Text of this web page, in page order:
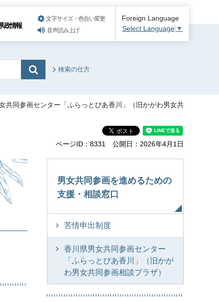
政情報
文字サイズ・色合い変更
音声読み上げ
Foreign Language
Select Language ▼
検索の仕方
共同参画センター「ふらっとぴあ香川」（旧かがわ男女共
ページID：8331 公開日：2026年4月1日
男女共同参画を進めるための
支援・相談窓口
苦情申出制度
香川県男女共同参画センター
「ふらっとぴあ香川」（旧かが
わ男女共同参画相談プラザ）